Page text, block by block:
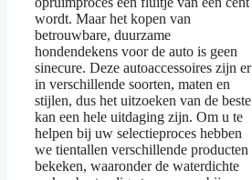
wordt. Maar het kopen van
betrouwbare, duurzame
hondendekens voor de auto is geen
sinecure. Deze autoaccessoires zijn er
in verschillende soorten, maten en
stijlen, dus het uitzoeken van de beste
kan een hele uitdaging zijn. Om u te
helpen bij uw selectieproces hebben
we tientallen verschillende producten
bekeken, waaronder de waterdichte